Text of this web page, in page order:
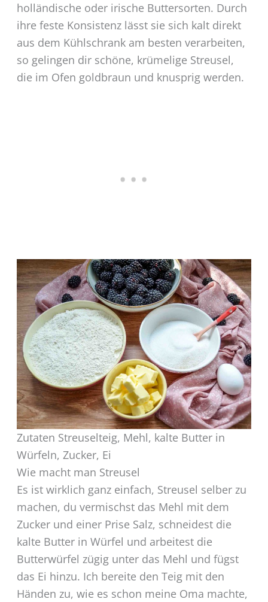
holländische oder irische Buttersorten. Durch
ihre feste Konsistenz lässt sie sich kalt direkt
aus dem Kühlschrank am besten verarbeiten,
so gelingen dir schöne, krümelige Streusel,
die im Ofen goldbraun und knusprig werden.
Zutaten Streuselteig, Mehl, kalte Butter in
Würfeln, Zucker, Ei
Wie macht man Streusel
Es ist wirklich ganz einfach, Streusel selber zu
machen, du vermischst das Mehl mit dem
Zucker und einer Prise Salz, schneidest die
kalte Butter in Würfel und arbeitest die
Butterwürfel zügig unter das Mehl und fügst
das Ei hinzu. Ich bereite den Teig mit den
Händen zu, wie es schon meine Oma machte,